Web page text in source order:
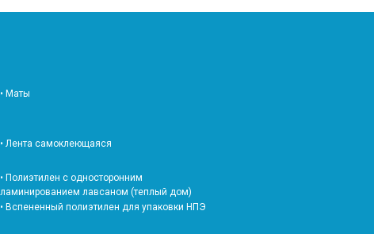
• Маты
• Лента самоклеющаяся
• Полиэтилен с односторонним
ламинированием лавсаном (теплый дом)
• Вспененный полиэтилен для упаковки НПЭ